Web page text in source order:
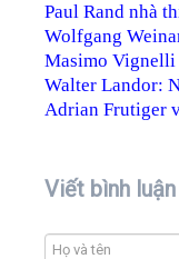
Paul Rand nhà
Wolfgang
Masimo Vignelli
Walter Landor:
Adrian Frutiger
Viết bình luận